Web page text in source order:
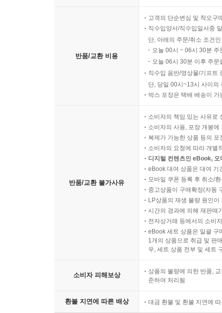
반품/교환 비용
고객의 단순변심 및 착오구
직수입양서/직수입일서중
단, 아래의 주문/취소 조건
오늘 00시 ~ 06시 30분
오늘 06시 30분 이후 주
직수입 음반/영상물/기프트
단, 당일 00시~13시 사이의
박스 포장은 택배 배송이
반품/교환 불가사유
소비자의 책임 있는 사유로
소비자의 사용, 포장 개봉
복제가 가능한 상품 등의
소비자의 요청에 따라 개별
디지털 컨텐츠인 eBook,
eBook 대여 상품은 대여 기
모바일 쿠폰 등록 후 취소/
중고상품이 구매확정(자동
LP상품의 재생 불량 원인
시간의 경과에 의해 재판매
전자상거래 등에서의 소비
eBook 세트 상품은 일괄 구
1개의 상품으로 취급 및 판
우, 세트 상품 전부 및 세트
소비자 피해보상
상품의 불량에 의한 반품,
준하여 처리됨
환불 지연에 따른 배상 대금 환불 및 환불 지연에